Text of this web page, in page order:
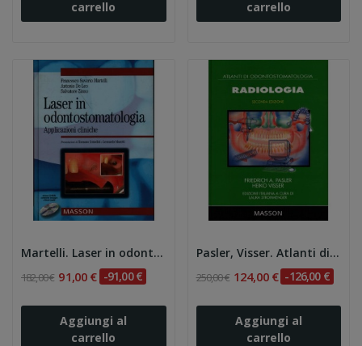
carrello
carrello
Martelli. Laser in odontostomatologia....
182,00 € 91,00 € -91,00 €
Aggiungi al
carrello
Pasler, Visser. Atlanti di odontostomatologia -...
250,00 € 124,00 € -126,00 €
Aggiungi al
carrello